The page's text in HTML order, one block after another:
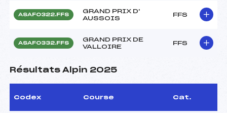
ASAF0322.FFS
GRAND PRIX D'
AUSSOIS
FFS
ASAF0332.FFS
GRAND PRIX DE
VALLOIRE
FFS
Résultats Alpin 2025
Codex Course Cat.